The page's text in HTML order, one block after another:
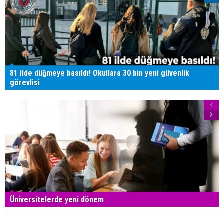
81 ilde düğmeye basıldı! Okullara 30 bin yeni güvenlik
görevlisi
Üniversitelerde yeni dönem